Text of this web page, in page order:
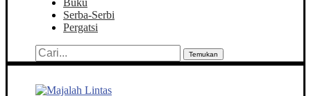
Buku
Serba-Serbi
Pergatsi
Temukan